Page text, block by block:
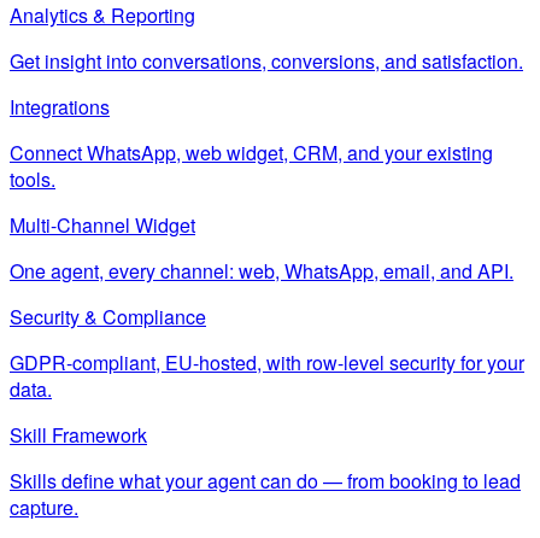
Analytics & Reporting
Get insight into conversations, conversions, and satisfaction.
Integrations
Connect WhatsApp, web widget, CRM, and your existing
tools.
Multi-Channel Widget
One agent, every channel: web, WhatsApp, email, and API.
Security & Compliance
GDPR-compliant, EU-hosted, with row-level security for your
data.
Skill Framework
Skills define what your agent can do — from booking to lead
capture.